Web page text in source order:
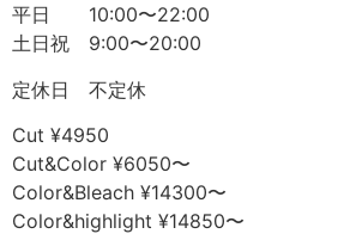
平日 10:00〜22:00
土日祝 9:00〜20:00
定休日 不定休
Cut ¥4950
Cut&Color ¥6050〜
Color&Bleach ¥14300〜
Color&highlight ¥14850〜